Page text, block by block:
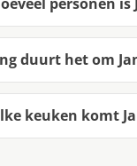
duurt het om
keuken komt